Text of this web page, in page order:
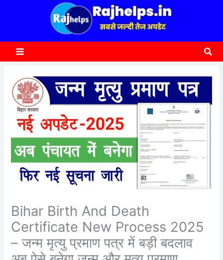
Bihar Birth And Death
Certificate New Process 2025
– जन्म मृत्यु प्रमाण पत्र में बड़ी बदलाव
c